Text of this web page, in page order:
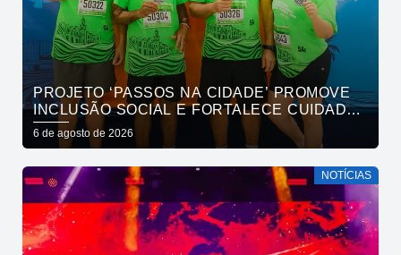
PROJETO ‘PASSOS NA CIDADE’ PROMOVE
INCLUSÃO SOCIAL E FORTALECE CUIDADO
EM SAÚDE MENTAL POR MEIO DA CORRIDA
6 de agosto de 2026
NOTÍCIAS